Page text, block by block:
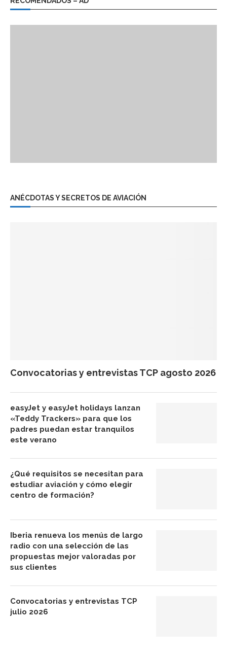
ANÉCDOTAS Y SECRETOS DE AVIACIÓN
Convocatorias y entrevistas TCP agosto 2026
easyJet y easyJet holidays lanzan
«Teddy Trackers» para que los
padres puedan estar tranquilos
este verano
¿Qué requisitos se necesitan para
estudiar aviación y cómo elegir
centro de formación?
Iberia renueva los menús de largo
radio con una selección de las
propuestas mejor valoradas por
sus clientes
Convocatorias y entrevistas TCP
julio 2026